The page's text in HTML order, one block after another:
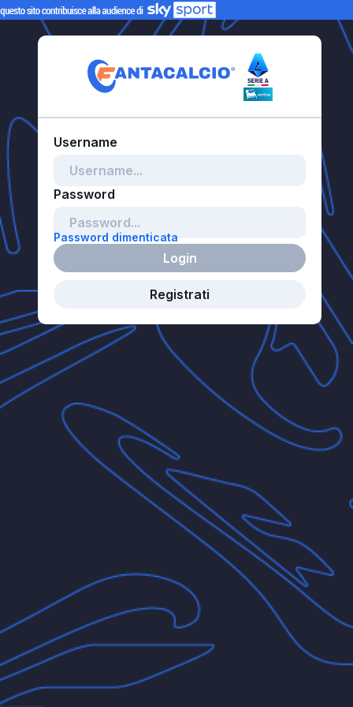
Password dimenticata
Login
Registrati